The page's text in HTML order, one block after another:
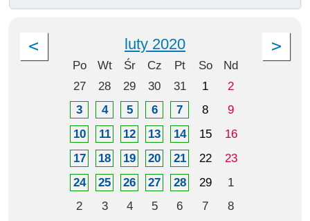
luty 2020
Po Wt Śr Cz Pt So
Nd
27
28 29 30 31 1
2
3
4 5 6 7 8
9
10
11 12 13 14 15
16
17
18 19 20 21 22
23
24
25 26 27 28 29
1
2
3 4 5 6 7 8